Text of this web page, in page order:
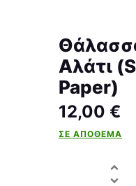
Αλάτι
Paper)
12,00 €
ΣΕ ΑΠΌΘΕΜΑ